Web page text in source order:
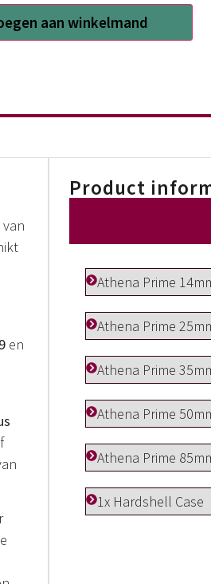
aan winkelmand
en
Product
Athena Prime
Athena Prime
Athena Prime
Athena Prime
Athena Prime
1x Hardshell Case